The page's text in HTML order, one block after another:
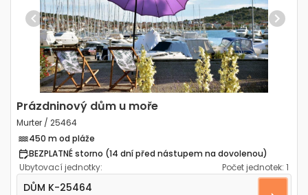
Previous Next
Prázdninový dům u moře
Murter / 25464
450 m od pláže
BEZPLATNÉ storno (14 dní před nástupem na dovolenou)
Ubytovací jednotky:
Počet jednotek: 1
Třípokojový dům Murter K-25464
DŮM K-25464